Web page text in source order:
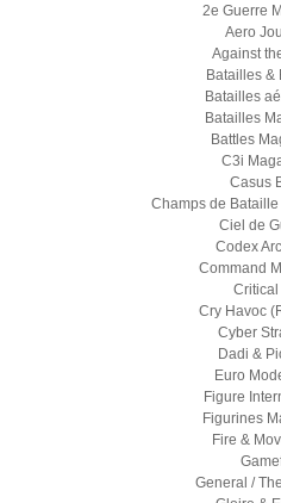
2e Guerre
Aero
Against
Batailles &
Batailles
Batailles
Battles
C3i
Casus
Champs de
Ciel de
Codex
Command
Critical
Cry Havoc
Cyber
Dadi &
Euro
Figure
Figurines
Fire &
General /